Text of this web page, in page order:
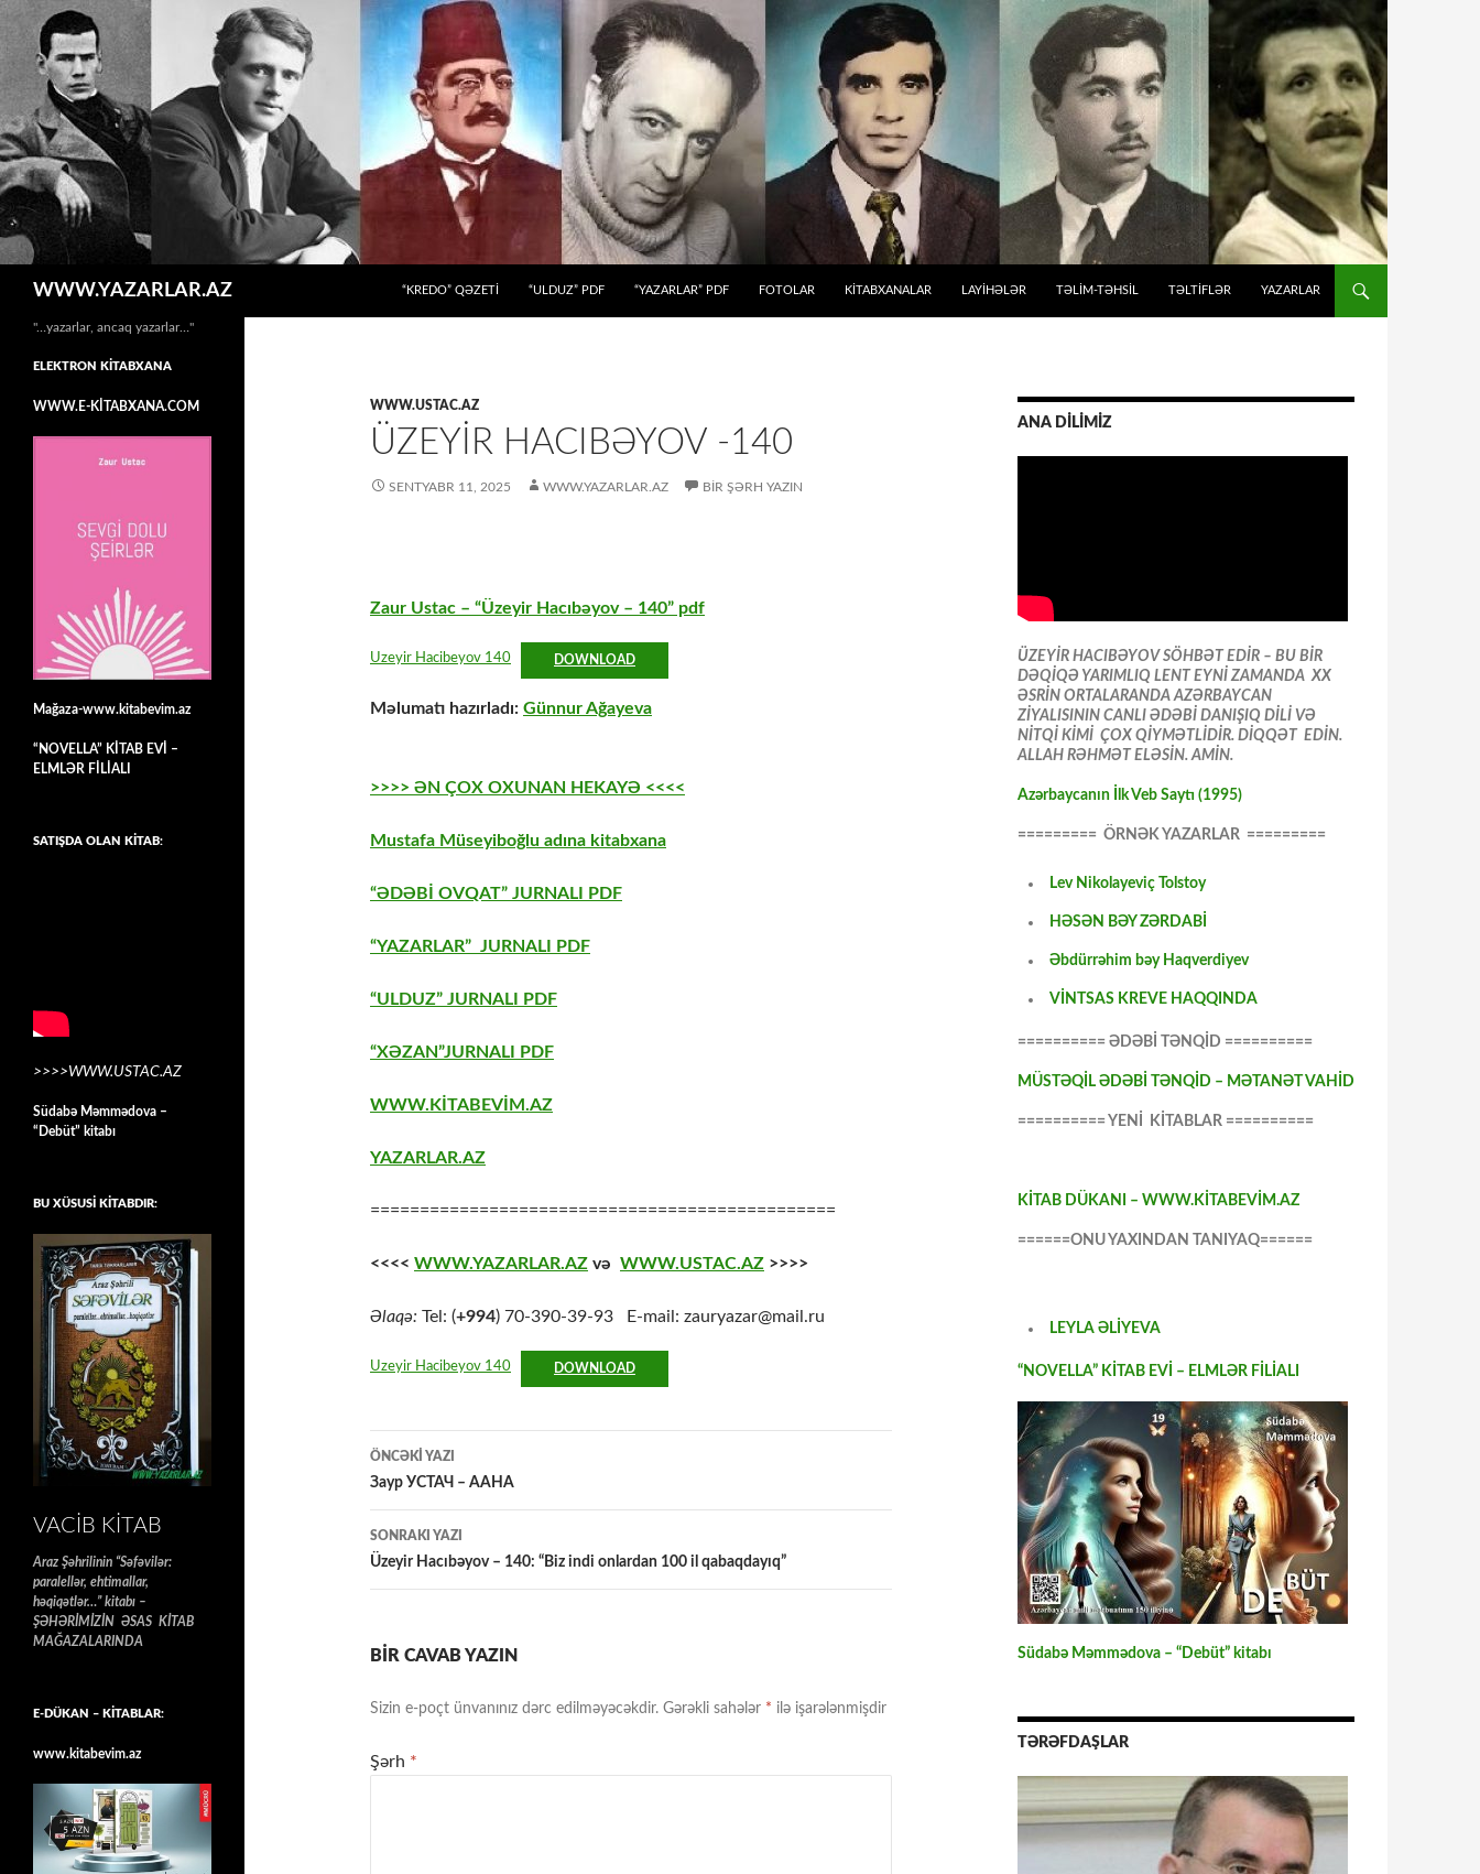
WWW.YAZARLAR.AZ
“KREDO” QƏZETİ
“ULDUZ” PDF “YAZARLAR” PDF FOTOLAR KİTABXANALAR LAYİHƏLƏR TƏLIM-TƏHSIL TƏLTİFLƏR YAZARLAR
WWW.USTAC.AZ
ÜZEYIR HACIBƏYOV -140
SENTYABR 11, 2025 WWW.YAZARLAR.AZ BIR ŞƏRH YAZIN
Zaur Ustac – “Üzeyir Hacıbəyov – 140” pdf
Uzeyir Hacibeyov 140 DOWNLOAD
Məlumatı hazırladı: Günnur Ağayeva
>>>> ƏN ÇOX OXUNAN HEKAYƏ <<<<
Mustafa Müseyiboğlu adına kitabxana
“ƏDƏBİ OVQAT” JURNALI PDF
“YAZARLAR” JURNALI PDF
“ULDUZ” JURNALI PDF
“XƏZAN”JURNALI PDF
WWW.KİTABEVİM.AZ
YAZARLAR.AZ
===============================================
<<<< WWW.YAZARLAR.AZ və WWW.USTAC.AZ >>>>
Əlaqə: Tel: (+994) 70-390-39-93 E-mail: zauryazar@mail.ru
Uzeyir Hacibeyov 140 DOWNLOAD
Yazılar
üzrə
naviqasiya
ÖNCƏKI YAZI
Заур УСТАЧ – ААНА
SONRAKI YAZI
Üzeyir Hacıbəyov – 140: “Biz indi onlardan 100 il qabaqdayıq”
BIR CAVAB YAZIN
Sizin e-poçt ünvanınız dərc edilməyəcəkdir. Gərəkli sahələr * ilə işarələnmişdir
Şərh *
ANA DİLİMİZ
ÜZEYİR HACIBƏYOV SÖHBƏT EDİR – BU BİR
DƏQİQƏ YARIMLIQ LENT EYNİ ZAMANDA XX
ƏSRİN ORTALARANDA AZƏRBAYCAN
ZİYALISININ CANLI ƏDƏBİ DANIŞIQ DİLİ VƏ
NİTQİ KİMİ ÇOX QİYMƏTLİDİR. DİQQƏT EDİN.
ALLAH RƏHMƏT ELƏSİN. AMİN.
Azərbaycanın İlk Veb Saytı (1995)
========= ÖRNƏK YAZARLAR =========
Lev Nikolayeviç Tolstoy
HƏSƏN BƏY ZƏRDABİ
Əbdürrəhim bəy Haqverdiyev
VİNTSAS KREVE HAQQINDA
========== ƏDƏBİ TƏNQİD ==========
MÜSTƏQİL ƏDƏBİ TƏNQİD – MƏTANƏT VAHİD
========== YENİ KİTABLAR ==========
KİTAB DÜKANI – WWW.KİTABEVİM.AZ
======ONU YAXINDAN TANIYAQ======
LEYLA ƏLİYEVA
“NOVELLA” KİTAB EVİ – ELMLƏR FİLİALI
Südabə Məmmədova – “Debüt” kitabı
TƏRƏFDAŞLAR
"…yazarlar, ancaq yazarlar…"
ELEKTRON KİTABXANA
WWW.E-KİTABXANA.COM
Mağaza-www.kitabevim.az
“NOVELLA” KİTAB EVİ –
ELMLƏR FİLİALI
SATIŞDA OLAN KİTAB:
>>>>WWW.USTAC.AZ
Südabə Məmmədova –
“Debüt” kitabı
BU XÜSUSİ KİTABDIR:
VACIB KITAB
Araz Şəhrilinin “Səfəvilər:
paralellər, ehtimallar,
həqiqətlər…” kitabı –
ŞƏHƏRİMİZİN ƏSAS KİTAB
MAĞAZALARINDA
E-DÜKAN – KİTABLAR:
www.kitabevim.az